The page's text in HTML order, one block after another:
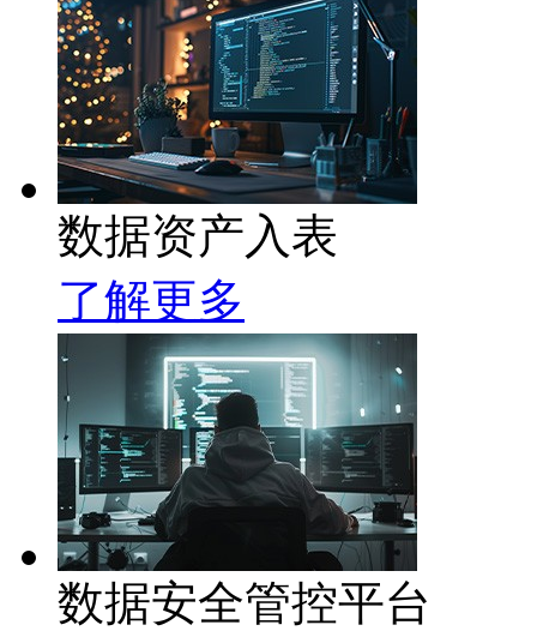
数据资产入表
了解更多
数据安全管控平台